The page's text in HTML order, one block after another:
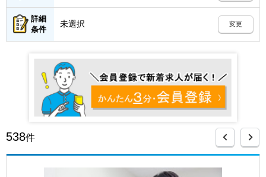
詳細
条件
未選択 変更
538件